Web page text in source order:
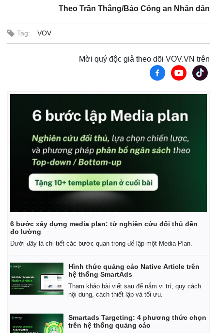
Theo Trần Thắng/Báo Công an Nhân dân
Tag: VOV
Mời quý độc giả theo dõi VOV.VN trên
6 bước xây dựng media plan: từ nghiên cứu đối thủ đến
đo lường
Dưới đây là chi tiết các bước quan trọng để lập một Media Plan.
Hình thức quảng cáo Native Article trên
hệ thống SmartAds
Tham khảo bài viết sau để nắm vị trí, quy cách
nội dung, cách thiết lập và tối ưu.
Smartads Targeting: 4 phương thức chọn
trên hệ thống quảng cáo